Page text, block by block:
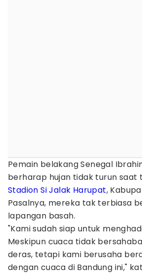
Pemain belakang Senegal
berharap hujan tidak turun saat
Stadion Si Jalak Harupat,
Pasalnya, mereka tak terbiasa
lapangan basah.
"Kami sudah siap untuk
Meskipun cuaca tidak
deras, tetapi kami berusaha
dengan cuaca di Bandung ini,"